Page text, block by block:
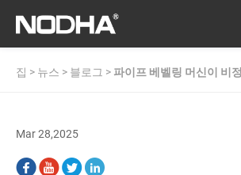
집 > 뉴스 > 블로그 > 파이프 베벨링 머신이 비
Mar 28,2025